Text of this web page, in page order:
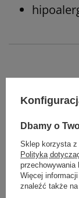
Zobacz
Dbamy o
Sklep korzysta z
Polityką
przechowywania
Więcej
znaleźć także